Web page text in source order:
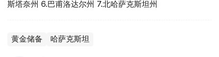
斯塔奈州 6.巴甫洛达尔州 7.北哈萨克斯坦州
黄金储备 哈萨克斯坦